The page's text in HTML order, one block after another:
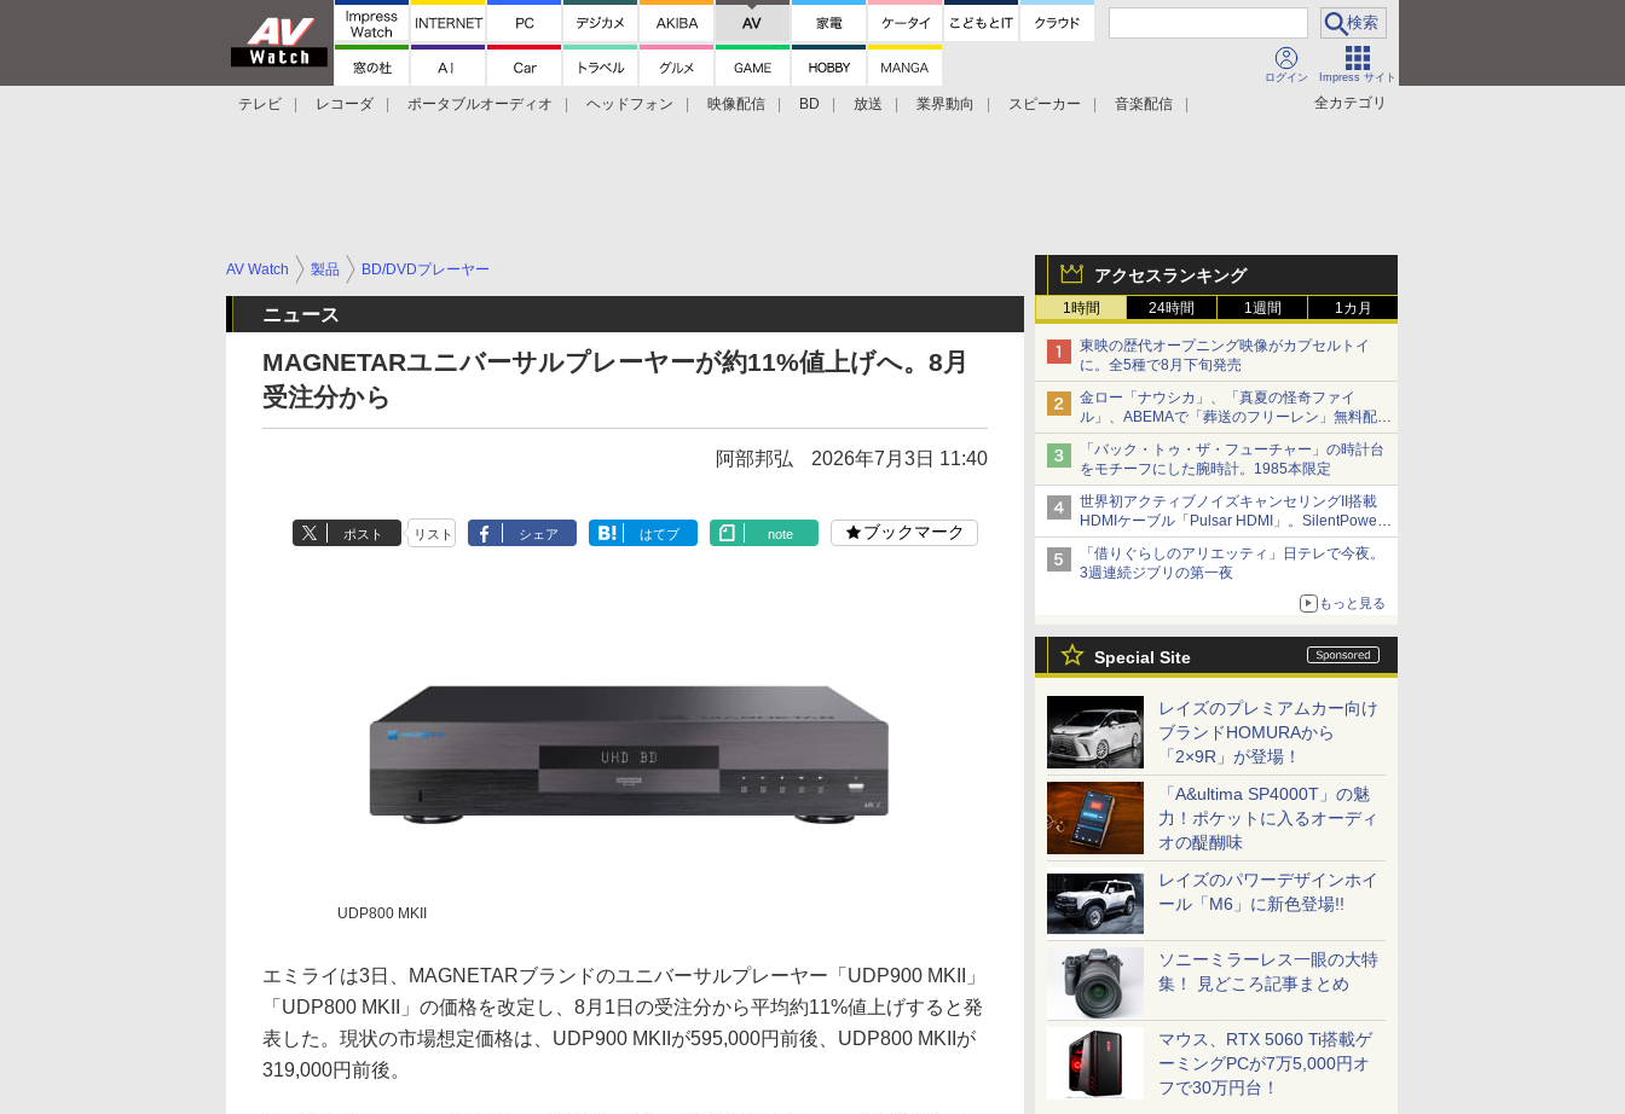
ログイン Impress サイト
全カテゴリ
テレビ レコーダ ポータブルオーディオ ヘッドフォン 映像配信 BD 放送 業界動向 スピーカー
音楽配信
アクセスランキング
1時間 24時間 1週間 1カ月
東映の歴代オープニング映像がカプセルトイ
に。全5種で8月下旬発売
金ロー「ナウシカ」、「真夏の怪奇ファイ
ル」、ABEMAで「葬送のフリーレン」無料配信
など。夏の特番・配信情報
「バック・トゥ・ザ・フューチャー」の時計台
をモチーフにした腕時計。1985本限定
世界初アクティブノイズキャンセリングII搭載
HDMIケーブル「Pulsar HDMI」。SilentPower
から
「借りぐらしのアリエッティ」日テレで今夜。
3週連続ジブリの第一夜
もっと見る
Special Site
レイズのプレミアムカー向け
ブランドHOMURAから
「2×9R」が登場！
「A&ultima SP4000T」の魅
力！ポケットに入るオーディ
オの醍醐味
レイズのパワーデザインホイ
ール「M6」に新色登場!!
ソニーミラーレス一眼の大特
集！ 見どころ記事まとめ
マウス、RTX 5060 Ti搭載ゲ
ーミングPCが7万5,000円オ
フで30万円台！
AV Watch 製品 BD/DVDプレーヤー
ニュース
MAGNETARユニバーサルプレーヤーが約11%値上げへ。8月
受注分から
阿部邦弘 2026年7月3日 11:40
ポスト リスト シェア はてブ note ブックマーク
UDP800 MKII
エミライは3日、MAGNETARブランドのユニバーサルプレーヤー「UDP900 MKII」
「UDP800 MKII」の価格を改定し、8月1日の受注分から平均約11%値上げすると発
表した。現状の市場想定価格は、UDP900 MKIIが595,000円前後、UDP800 MKIIが
319,000円前後。